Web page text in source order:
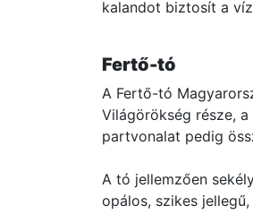
kalandot biztosít a
Fertő-tó
A Fertő-tó
Világörökség része,
partvonalat pedig
A tó jellemzően
opálos, szikes